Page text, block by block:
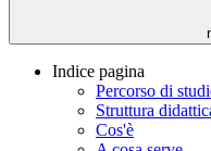
Indice pagina
Percorso di
Struttura
Cos'è